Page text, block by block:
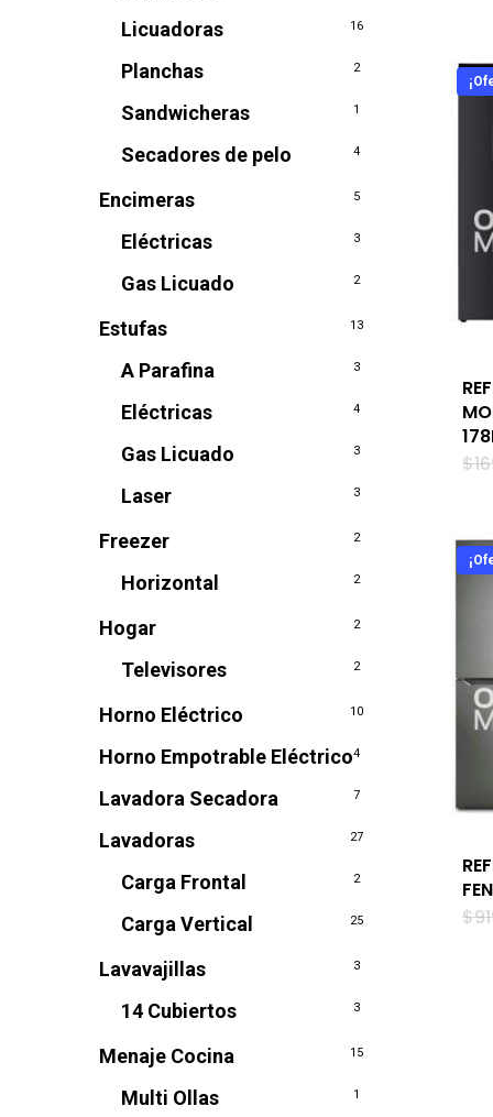
Licuadoras 16
Planchas 2
Sandwicheras 1
Secadores de pelo 4
Encimeras 5
Eléctricas 3
Gas Licuado 2
Estufas 13
A Parafina 3
Eléctricas 4
Gas Licuado 3
Laser 3
Freezer 2
Horizontal 2
Hogar 2
Televisores 2
Horno Eléctrico 10
Horno Empotrable Eléctrico4
Lavadora Secadora 7
Lavadoras 27
Carga Frontal 2
Carga Vertical 25
Lavavajillas 3
14 Cubiertos 3
Menaje Cocina 15
Multi Ollas 1
$
$